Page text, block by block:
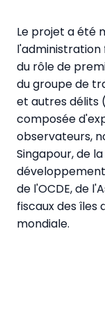
Le projet a été
l'administration
du rôle de
du groupe de
et autres délits
composée
observateurs,
Singapour, de
de l'OCDE, de
fiscaux des îles
mondiale.